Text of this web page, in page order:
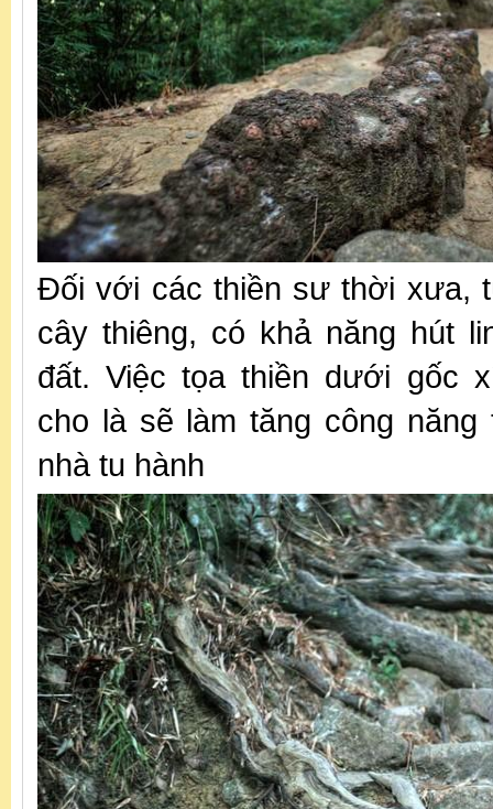
Đối với các thiền sư thời xưa,
cây thiêng, có khả năng hút
đất. Việc tọa thiền dưới gốc
cho là sẽ làm tăng công năng
nhà tu hành